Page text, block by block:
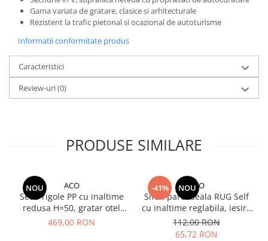
Pentru Reparare Beton
Pe baza de ipsos
Pe baza de ciment
Pe baza de rasini
Vopseluri
Mecanizate pe baza de ipsos
Fine pe baza de ciment
Manuale pe baza de ciment
Gama variata de gratare, clasice si arhitecturale
Rezistent la trafic pietonal si ocazional de autoturisme
Informatii conformitate produs
Caracteristici
Review-uri(0)
PRODUSE SIMILARE
NOU ACO
Set 5 rigole PP cu inaltime
redusa H=50, gratar otel
zincat, A15, lungime
469,00 RON
-41% NOUACO
Sifon pardoseala RUG Self
cu inaltime reglabila, iesire
verticala DN50, gratar din
otel inoxidabil 102.5 x 102.5
112,00 RON
65,72 RON